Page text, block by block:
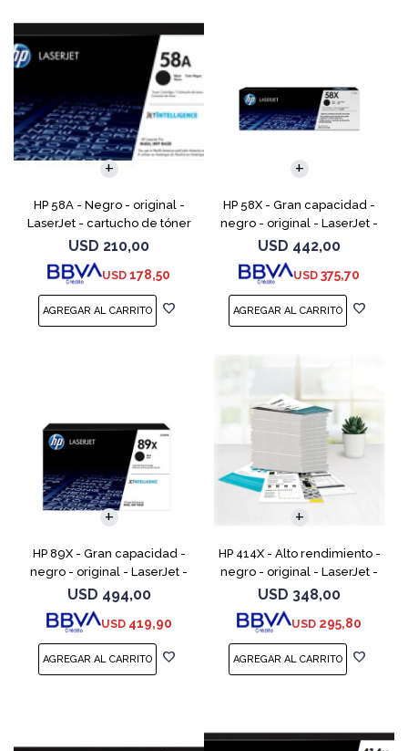
HP 58A - Negro - original -
LaserJet - cartucho de tóner
(CF258A) - para LaserJet Pro
M404dn, M404dw, M404n,
M428fdw, MFP M428dw
USD 210,00
USD 178,50
HP 58X - Gran capacidad -
negro - original - LaserJet -
cartucho de tóner (CF258X) -
para LaserJet Pro M404dn,
M404dw, M404n, M4
USD 442,00
USD 375,70
HP 89X - Gran capacidad -
negro - original - LaserJet -
cartucho de tóner (CF289X)
USD 494,00
USD 419,90
HP 414X - Alto rendimiento -
negro - original - LaserJet -
cartucho de tóner (W2020X) -
para Color LaserJet
Enterprise M455, MFP
USD 348,00
USD 295,80